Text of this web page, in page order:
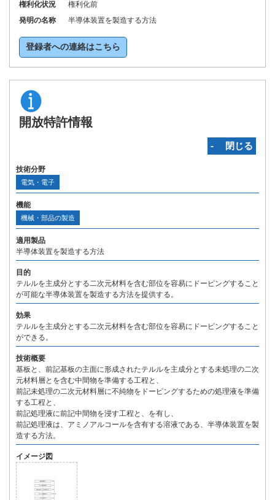
権利化状況
権利化前
発明の名称
半導体装置を製造する方法
登録者への連絡はこちら
開放特許情報
‐ 閉じる
技術分野
電気・電子
機能
機械・部品の製造
適用製品
半導体装置を製造する方法
目的
テルルを主成分とする二次元材料を含む部位を容易にドーピングすること
が可能な半導体装置を製造する方法を提供する。
効果
テルルを主成分とする二次元材料を含む部位を容易にドーピングすること
ができる。
技術概要
基板と、前記基板の主面に形成されたテルルを主成分とする未処理の二次
元材料層とを含む中間物を準備する工程と、
前記未処理の二次元材料層に不純物をドーピングするための処理液を準備
する工程と、
前記処理液に前記中間物を浸す工程と、を有し、
前記処理液は、アミノアルコールを含有する溶液である、半導体装置を製
造する方法。
イメージ図